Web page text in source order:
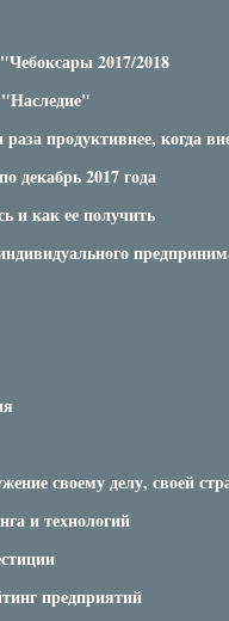
2017/2018
продуктивнее, когда
декабрь 2017 года
и как ее получить
своему делу, своей
и технологий
предприятий